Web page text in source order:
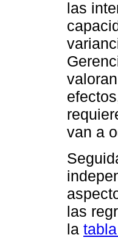
las
van a
las
la